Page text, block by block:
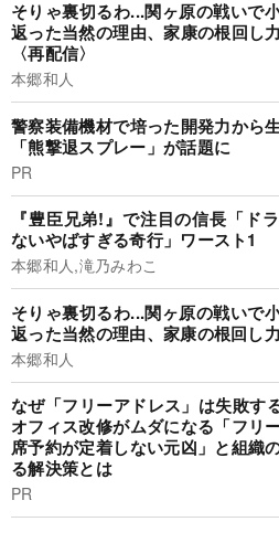
そりゃ裏切るわ...関ヶ原の戦いで
返った当然の理由、家康の根回し
〈再配信〉
本郷和人
警察装備機材で培った開発力から
「熊撃退スプレー」が話題に
PR
『豊臣兄弟!』で注目の信長「ド
ないやばすぎる奇行」ワースト1
本郷和人,滝乃みわこ
そりゃ裏切るわ...関ヶ原の戦いで
返った当然の理由、家康の根回し
本郷和人
なぜ「フリーアドレス」は失敗す
オフィス改修がムダになる「フリ
席予約が定着しない元凶」と組織
る解決策とは
PR